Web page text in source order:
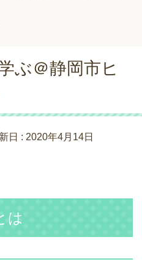
ぶ＠静岡市ヒ
日 : 2020年4月14日
は